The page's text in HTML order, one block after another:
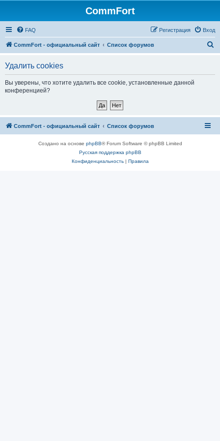
CommFort
FAQ Вход
Регистрация
CommFort - официальный сайт Список форумов
Удалить cookies
Вы уверены, что хотите удалить все cookie, установленные данной
конференцией?
CommFort - официальный сайт Список форумов
Создано на основе phpBB® Forum Software © phpBB Limited
Русская поддержка phpBB
Конфиденциальность| Правила